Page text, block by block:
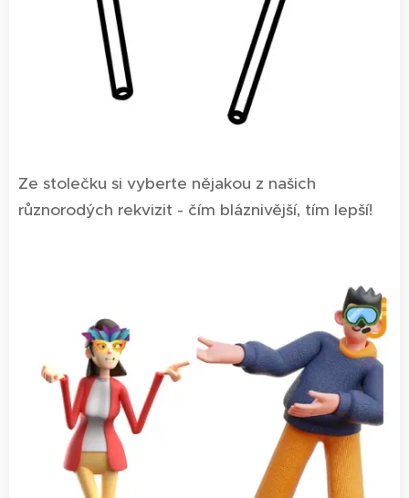
Ze stolečku si vyberte nějakou z našich
různorodých rekvizit - čím bláznivější, tím lepší!